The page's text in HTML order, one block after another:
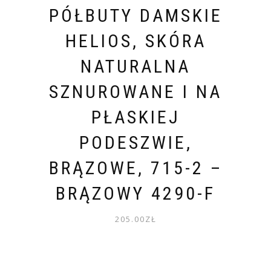
PÓŁBUTY DAMSKIE
HELIOS, SKÓRA
NATURALNA
SZNUROWANE I NA
PŁASKIEJ
PODESZWIE,
BRĄZOWE, 715-2 –
BRĄZOWY 4290-F
205.00ZŁ